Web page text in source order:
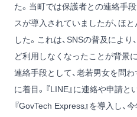
た。当町では保護者との連絡手
スが導入されていましたが、ほ
した。これは、SNSの普及によ
ど利用しなくなったことが背景
連絡手段として、老若男女を問わ
に着目。『LINE』に連絡や申請
『GovTech Express』を導入し、